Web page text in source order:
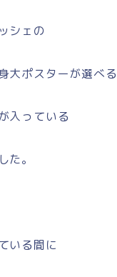
シェの
大ポスターが選べる
入っている
た。
いる間に